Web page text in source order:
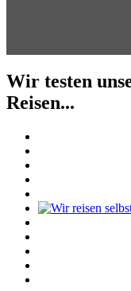
Wir testen
Reisen...